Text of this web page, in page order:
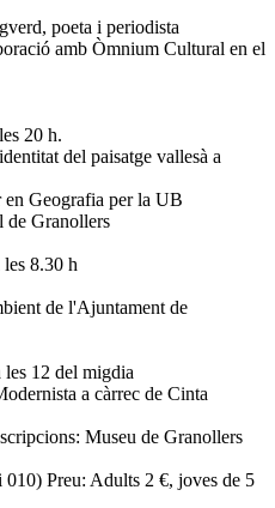
poeta i periodista
amb Òmnium Cultural en el
20 h.
del paisatge vallesà a
Geografia per la UB
Granollers
8.30 h
de l'Ajuntament de
12 del migdia
a càrrec de Cinta
Museu de Granollers
Preu: Adults 2 €, joves de 5